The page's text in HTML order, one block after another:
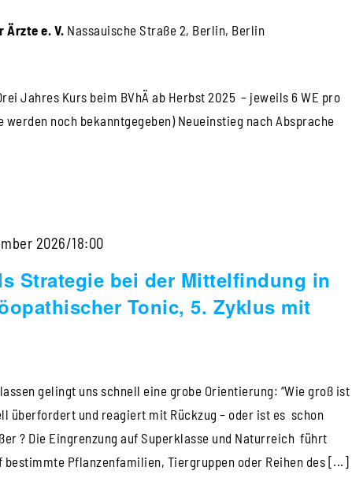
Ärzte e. V. Nassauische Straße 2, Berlin, Berlin
Jahres Kurs beim BVhÄ ab Herbst 2025 – jeweils 6 WE pro
werden noch bekanntgegeben) Neueinstieg nach Absprache
Strategie bei der Mittelfindung in
Tonic, 5. Zyklus mit
2026/18:00
Strategie
Mittelfindung
in
Kinderfällen
gelingt uns schnell eine grobe Orientierung: “Wie groß ist
überfordert und reagiert mit Rückzug – oder ist es schon
? Die Eingrenzung auf Superklasse und Naturreich führt
bestimmte Pflanzenfamilien, Tiergruppen oder Reihen des [...]